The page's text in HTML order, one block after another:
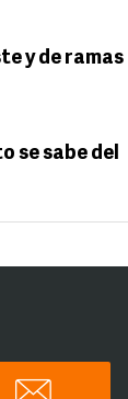
y de ramas
se sabe del